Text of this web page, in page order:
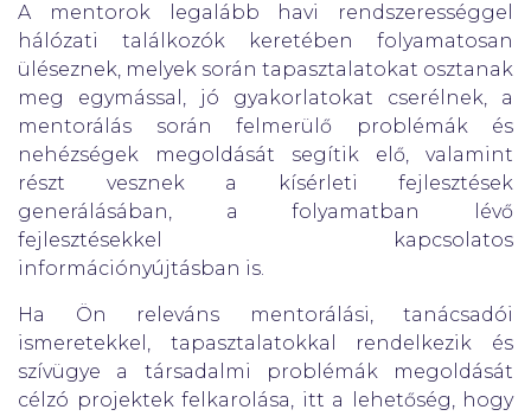
A mentorok legalább havi rendszerességgel
hálózati találkozók keretében folyamatosan
üléseznek, melyek során tapasztalatokat osztanak
meg egymással, jó gyakorlatokat cserélnek, a
mentorálás során felmerülő problémák és
nehézségek megoldását segítik elő, valamint
részt vesznek a kísérleti fejlesztések
generálásában, a folyamatban lévő
fejlesztésekkel kapcsolatos
információnyújtásban is.
Ha Ön releváns mentorálási, tanácsadói
ismeretekkel, tapasztalatokkal rendelkezik és
szívügye a társadalmi problémák megoldását
célzó projektek felkarolása, itt a lehetőség, hogy